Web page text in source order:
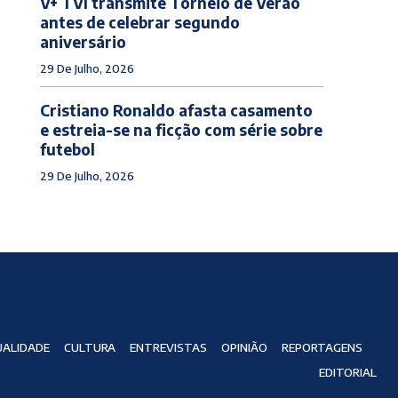
antes de celebrar segundo
aniversário
29 De Julho, 2026
Cristiano Ronaldo afasta casamento
e estreia-se na ficção com série sobre
futebol
29 De Julho, 2026
CULTURA ENTREVISTAS OPINIÃO
REPORTAGENS
EDITORIAL